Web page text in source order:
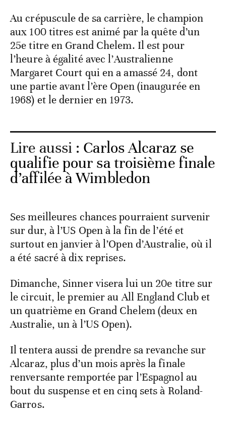
Au crépuscule de sa carrière, le champion
aux 100 titres est animé par la quête d’un
25e titre en Grand Chelem. Il est pour
l’heure à égalité avec l’Australienne
Margaret Court qui en a amassé 24, dont
une partie avant l’ère Open (inaugurée en
1968) et le dernier en 1973.
Lire aussi : Carlos Alcaraz se
qualifie pour sa troisième finale
d’affilée à Wimbledon
Ses meilleures chances pourraient survenir
sur dur, à l’US Open à la fin de l’été et
surtout en janvier à l’Open d’Australie, où il
a été sacré à dix reprises.
Dimanche, Sinner visera lui un 20e titre sur
le circuit, le premier au All England Club et
un quatrième en Grand Chelem (deux en
Australie, un à l’US Open).
Il tentera aussi de prendre sa revanche sur
Alcaraz, plus d’un mois après la finale
renversante remportée par l’Espagnol au
bout du suspense et en cinq sets à Roland-
Garros.